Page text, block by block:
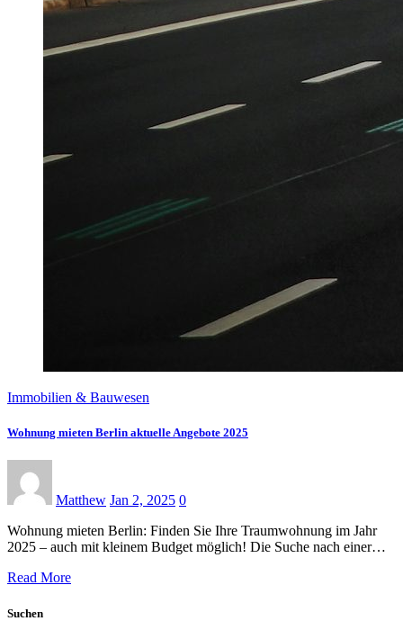
Immobilien & Bauwesen
Wohnung mieten Berlin aktuelle Angebote 2025
Matthew Jan 2, 2025 0
Wohnung mieten Berlin: Finden Sie Ihre Traumwohnung im Jahr
2025 – auch mit kleinem Budget möglich! Die Suche nach einer…
Read More
Suchen